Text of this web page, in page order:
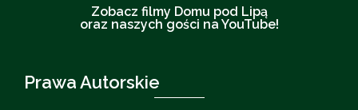
Zobacz filmy Domu pod Lipą
oraz naszych gości na YouTube!
Prawa Autorskie